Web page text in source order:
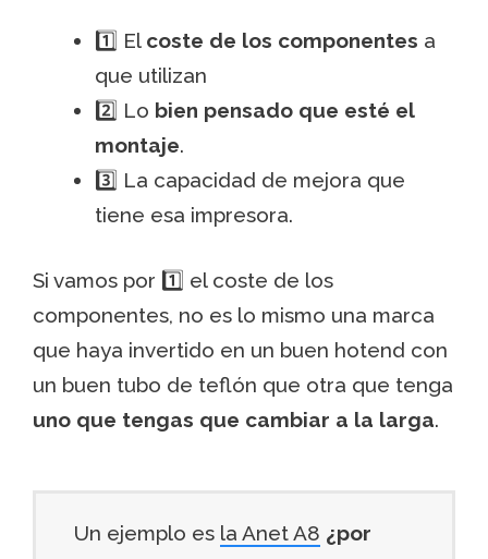
1️⃣ El coste de los componentes a
que utilizan
2️⃣ Lo bien pensado que esté el
montaje.
3️⃣ La capacidad de mejora que
tiene esa impresora.
Si vamos por 1️⃣ el coste de los
componentes, no es lo mismo una marca
que haya invertido en un buen hotend con
un buen tubo de teflón que otra que tenga
uno que tengas que cambiar a la larga.
Un ejemplo es la Anet A8 ¿por